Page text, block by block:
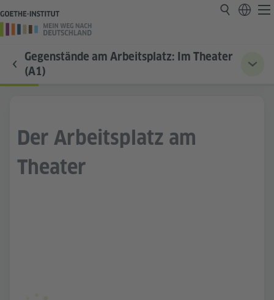
Gegenstände am Arbeitsplatz: Im Theater
(A1)
Der Arbeitsplatz am
Theater